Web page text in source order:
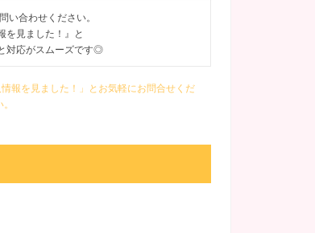
い合わせください。
を見ました！』と
対応がスムーズです◎
報を見ました！」とお気軽にお問合せくだ